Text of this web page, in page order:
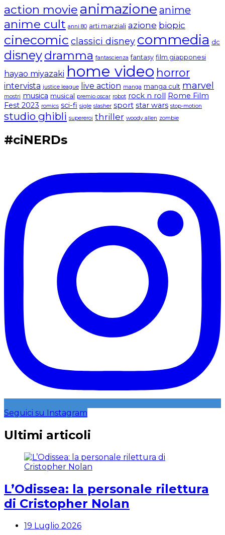
action movie animazione anime
anime cult anni 80 arti marziali azione biopic
cinecomic classici disney commedia dc
disneydramma fantascienza fantasy film giapponesi
hayao miyazaki home video horror
intervista justice league live action manga manga cult marvel
mostri musica musical premio oscar robot rock n roll
Rome Film
Fest 2023 romics sci-fi sigle slasher sport star wars stop-motion
studio ghibli supereroi thriller woody allen zombie
#ciNERDs
Seguici su Instagram
Ultimi articoli
L’Odissea: la personale rilettura
di Cristopher Nolan
19 Luglio 2026